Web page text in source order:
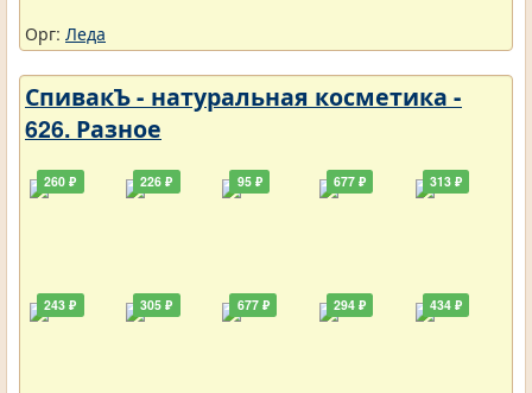
Орг: Леда
СпивакЪ - натуральная косметика -
626. Разное
260 ₽
243 ₽
226 ₽
305 ₽
95 ₽
677 ₽
677 ₽
294 ₽
313 ₽
434 ₽